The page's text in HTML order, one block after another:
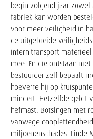
begin volgend jaar zowel
fabriek kan worden
voor meer veiligheid in
de uitgebreide
intern transport
mee. En die ontstaan
bestuurder zelf bepaalt
hoeverre hij op
mindert. Hetzelfde geldt
hefmast. Botsingen met
vanwege
miljoenenschades. Linde